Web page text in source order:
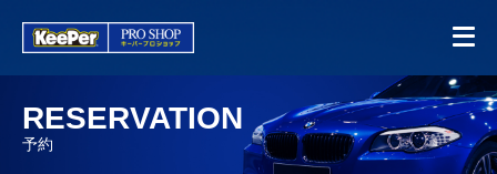
RESERVATION
予約